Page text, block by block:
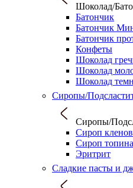
Шоколад/
Батончик
Батончик
Батончик
Конфеты
Шоколад
Шоколад
Шоколад
Сиропы/
Сиропы/
Сироп
Сироп
Эритрит
Сладкие пасты и